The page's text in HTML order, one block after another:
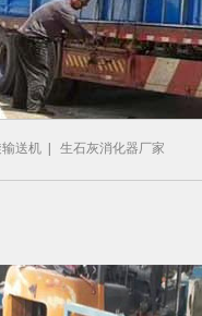
送机 生石灰消化器厂家